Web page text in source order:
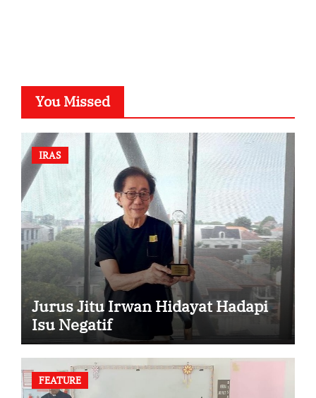
You Missed
IRAS
Jurus Jitu Irwan Hidayat Hadapi
Isu Negatif
FEATURE